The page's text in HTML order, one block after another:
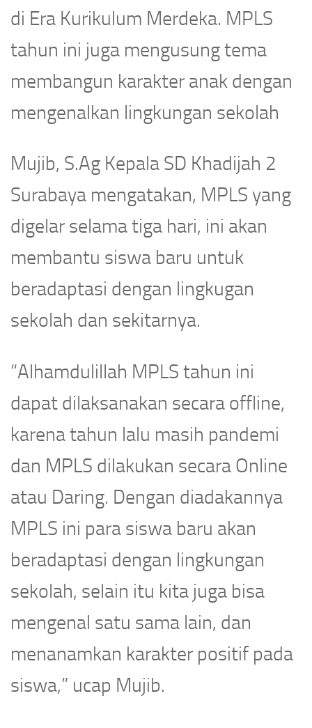
di Era Kurikulum Merdeka. MPLS
tahun ini juga mengusung tema
membangun karakter anak dengan
mengenalkan lingkungan sekolah
Mujib, S.Ag Kepala SD Khadijah 2
Surabaya mengatakan, MPLS yang
digelar selama tiga hari, ini akan
membantu siswa baru untuk
beradaptasi dengan lingkugan
sekolah dan sekitarnya.
“Alhamdulillah MPLS tahun ini
dapat dilaksanakan secara offline,
karena tahun lalu masih pandemi
dan MPLS dilakukan secara Online
atau Daring. Dengan diadakannya
MPLS ini para siswa baru akan
beradaptasi dengan lingkungan
sekolah, selain itu kita juga bisa
mengenal satu sama lain, dan
menanamkan karakter positif pada
siswa,” ucap Mujib.